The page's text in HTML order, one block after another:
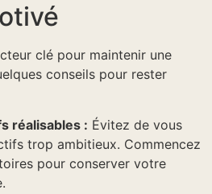
clé pour maintenir une
conseils pour rester
réalisables : Évitez de vous
trop ambitieux. Commencez
pour conserver votre